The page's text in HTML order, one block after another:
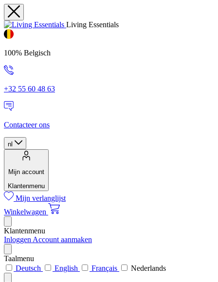
Living Essentials
100% Belgisch
+32 55 60 48 63
Contacteer ons
nl
Mijn account
Klantenmenu
Mijn verlanglijst
Winkelwagen
Klantenmenu
Inloggen Account aanmaken
Taalmenu
Deutsch
English Français Nederlands